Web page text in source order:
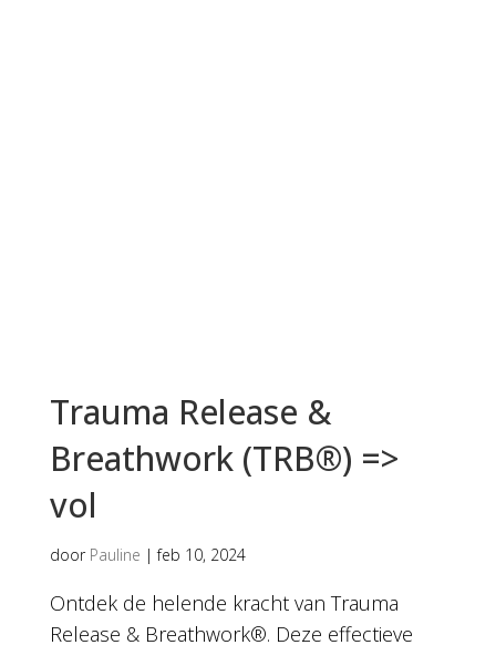
Trauma Release &
Breathwork (TRB®) =>
vol
door Pauline |feb 10, 2024
Ontdek de helende kracht van Trauma
Release & Breathwork®. Deze effectieve